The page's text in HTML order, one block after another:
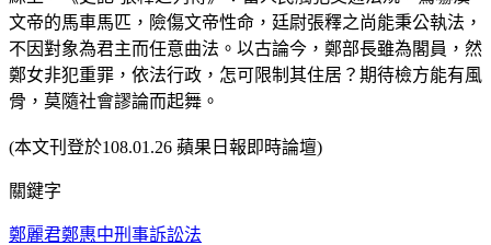
文帝的馬車馬匹，險傷文帝性命，廷尉張釋之尚能秉公執法，
不因對象為君主而任意曲法。以古論今，鄭部長雖為閣員，然
鄭女非犯重罪，依法行政，怎可限制其住居？期待檢方能有風
骨，莫隨社會謬論而起舞。
(本文刊登於108.01.26 蘋果日報即時論壇)
關鍵字
鄭麗君鄭惠中刑事訴訟法